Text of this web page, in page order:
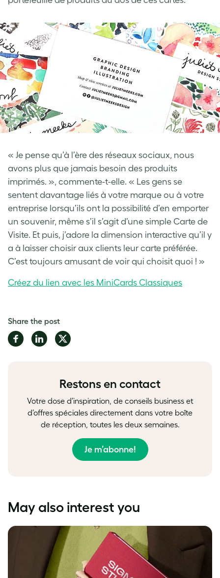
« Je pense qu’à l’ère des réseaux sociaux, nous
avons plus que jamais besoin des produits
imprimés. », commente-t-elle. « Les gens se
sentent davantage liés à votre marque ou à votre
entreprise lorsqu’ils ont la possibilité d’en emporter
un souvenir, même s’il s’agit d’une simple Carte de
Visite. Et puis, j’adore la dimension interactive qu’il y
a à laisser choisir aux clients leur carte préférée.
C’est toujours amusant de voir qui choisit quoi ! »
Créez du lien avec les MiniCards Classiques
Share the post
Share
on
Share
on
Share
on
Restons en contact
Votre dose d’inspiration, de conseils business et
d’offres spéciales directement dans votre boîte
de réception, toutes les deux semaines.
Je m’abonne!
May also interest you